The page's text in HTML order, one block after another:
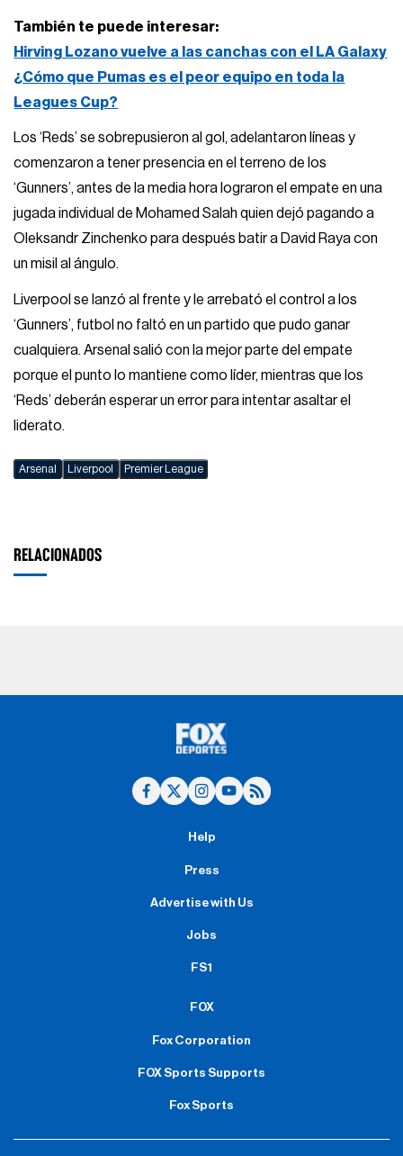
También te puede interesar:
Hirving Lozano vuelve a las canchas con el LA Galaxy
¿Cómo que Pumas es el peor equipo en toda la
Leagues Cup?
Los ‘Reds’ se sobrepusieron al gol, adelantaron líneas y
comenzaron a tener presencia en el terreno de los
‘Gunners’, antes de la media hora lograron el empate en una
jugada individual de Mohamed Salah quien dejó pagando a
Oleksandr Zinchenko para después batir a David Raya con
un misil al ángulo.
Liverpool se lanzó al frente y le arrebató el control a los
‘Gunners’, futbol no faltó en un partido que pudo ganar
cualquiera. Arsenal salió con la mejor parte del empate
porque el punto lo mantiene como líder, mientras que los
‘Reds’ deberán esperar un error para intentar asaltar el
liderato.
Arsenal Liverpool Premier League
RELACIONADOS
Help
Press
Advertise with Us
Jobs
FS1
FOX
Fox Corporation
FOX Sports Supports
Fox Sports